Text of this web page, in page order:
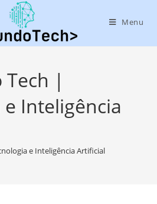
Menu
Tech |
Inteligência
e Inteligência Artificial